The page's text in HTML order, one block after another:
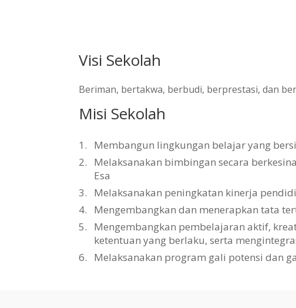
Visi Sekolah
Beriman, bertakwa, berbudi, berprestasi, dan
Misi Sekolah
1.
Membangun lingkungan belajar yang
2.
Melaksanakan bimbingan secara
Esa
3.
Melaksanakan peningkatan kinerja
4.
Mengembangkan dan menerapkan tata
5.
Mengembangkan pembelajaran aktif,
ketentuan yang berlaku, serta
6.
Melaksanakan program gali potensi dan